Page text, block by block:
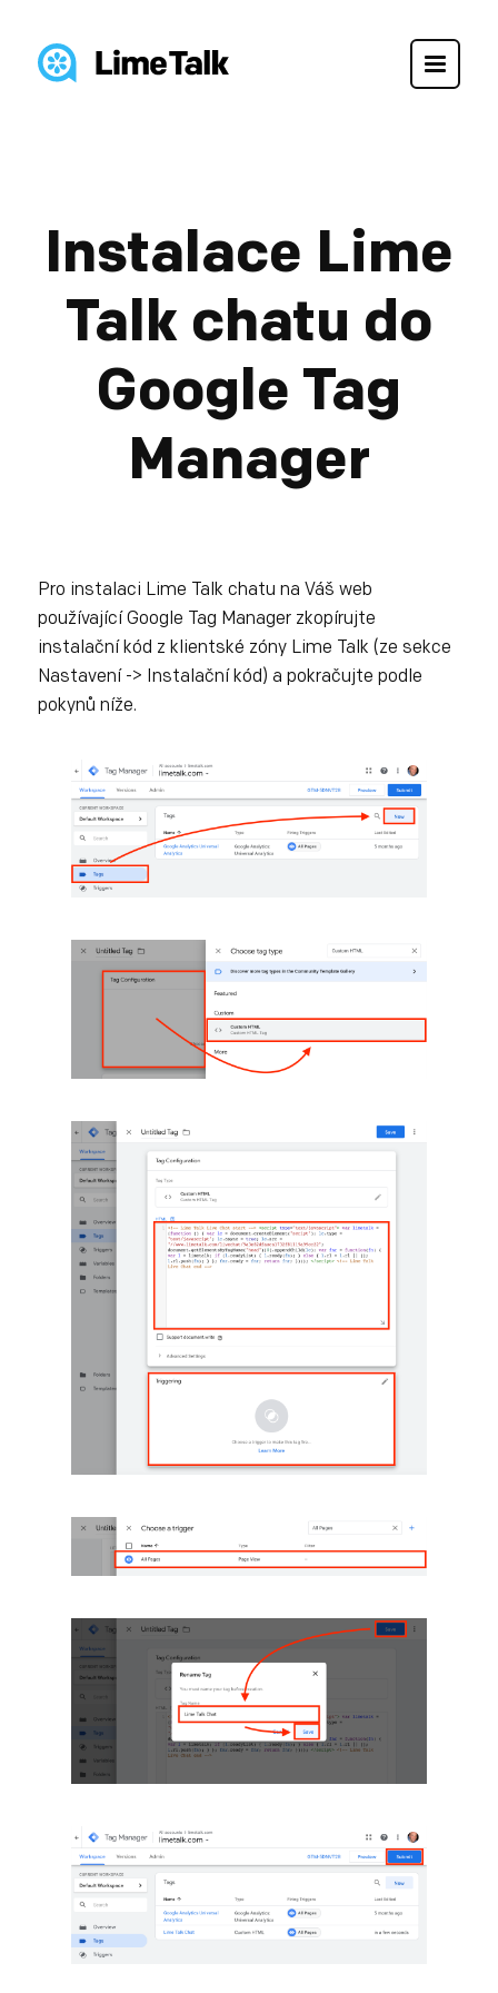
Instalace Lime
Talk chatu do
Google Tag
Manager
Pro instalaci Lime Talk chatu na Váš web
používající Google Tag Manager zkopírujte
instalační kód z klientské zóny Lime Talk (ze sekce
Nastavení -> Instalační kód) a pokračujte podle
pokynů níže.